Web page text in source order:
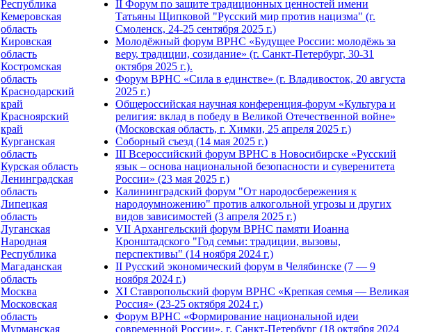
Республика
Кемеровская
область
Кировская
область
Костромская
область
Краснодарский
край
Красноярский
край
Курганская
область
Курская область
Ленинградская
область
Липецкая
область
Луганская
Народная
Республика
Магаданская
область
Москва
Московская
область
Мурманская
II Форум по защите традиционных ценностей имени
Татьяны Щипковой "Русский мир против нацизма" (г.
Смоленск, 24-25 сентября 2025 г.)
Молодёжный форум ВРНС «Будущее России: молодёжь за
веру, традиции, созидание» (г. Санкт-Петербург, 30-31
октября 2025 г.).
Форум ВРНС «Сила в единстве» (г. Владивосток, 20 августа
2025 г.)
Общероссийская научная конференция-форум «Культура и
религия: вклад в победу в Великой Отечественной войне»
(Московская область, г. Химки, 25 апреля 2025 г.)
Соборный съезд (14 мая 2025 г.)
III Всероссийский форум ВРНС в Новосибирске «Русский
язык – основа национальной безопасности и суверенитета
России» (23 мая 2025 г.)
Калининградский форум "От народосбережения к
народоумножению" против алкогольной угрозы и других
видов зависимостей (3 апреля 2025 г.)
VII Архангельский форум ВРНС памяти Иоанна
Кронштадского "Год семьи: традиции, вызовы,
перспективы" (14 ноября 2024 г.)
II Русский экономический форум в Челябинске (7 — 9
ноября 2024 г.)
ХI Ставропольский форум ВРНС «Крепкая семья — Великая
Россия» (23-25 октября 2024 г.)
Форум ВРНС «Формирование национальной идеи
современной России», г. Санкт-Петербург (18 октября 2024